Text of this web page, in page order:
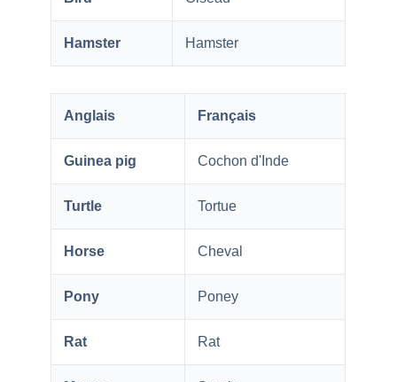
Hamster Hamster
Anglais Français
Guinea pig Cochon d'Inde
Turtle Tortue
Horse Cheval
Pony Poney
Rat Rat